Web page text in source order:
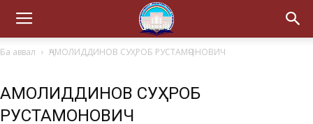
Ба аввал ҶАМОЛИДДИНОВ СУҲРОБ РУСТАМҶОНОВИЧ
ҶАМОЛИДДИНОВ СУҲРОБ
РУСТАМҶОНОВИЧ